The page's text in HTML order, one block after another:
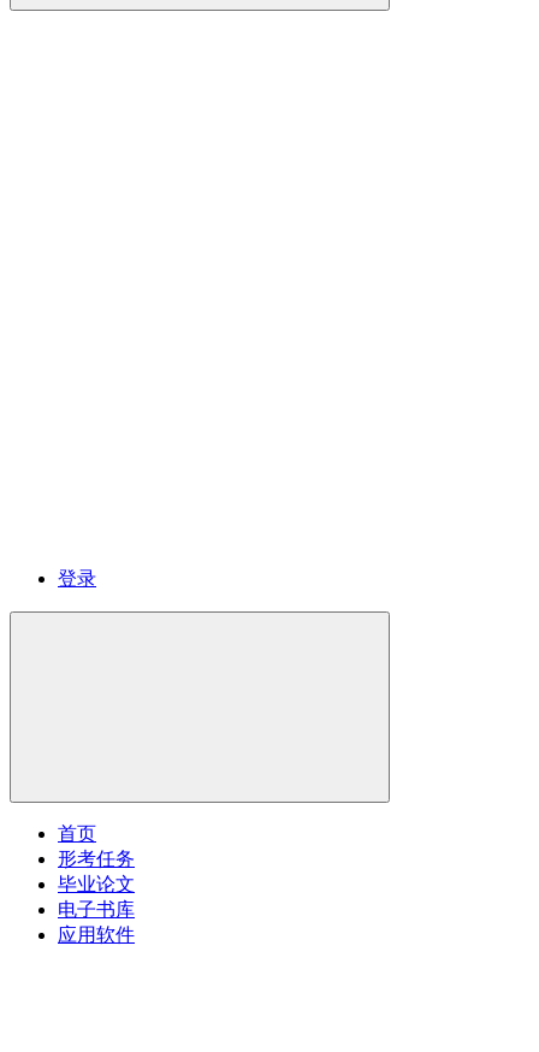
登录
首页
形考任务
毕业论文
电子书库
应用软件